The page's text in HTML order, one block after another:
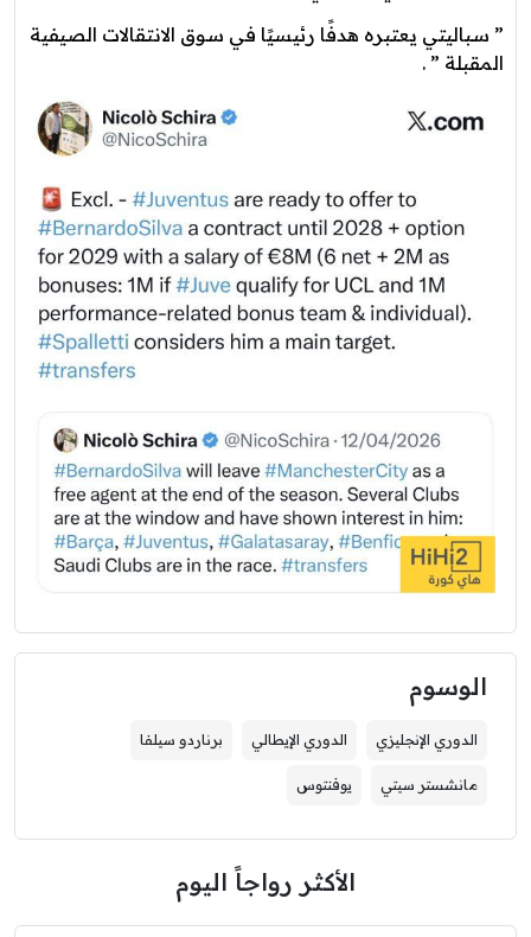
” سباليتي يعتبره هدفًا رئيسيًا في سوق الانتقالات الصيفية
المقبلة ” .
الوسوم
الدوري الإنجليزي الدوري الإيطالي برناردو سيلفا
مانشستر سيتي يوفنتوس
الأكثر رواجاً اليوم